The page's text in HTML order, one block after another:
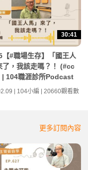
30:41
【#職場生存】「國王人
了，我該走嗎？！ (#cc
| 104職涯診所Podcast
| 104小編 | 20660觀看數
更多訂閱內容